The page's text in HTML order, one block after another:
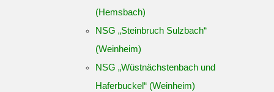
(Hemsbach)
NSG „Steinbruch Sulzbach“
(Weinheim)
NSG „Wüstnächstenbach und
Haferbuckel“ (Weinheim)